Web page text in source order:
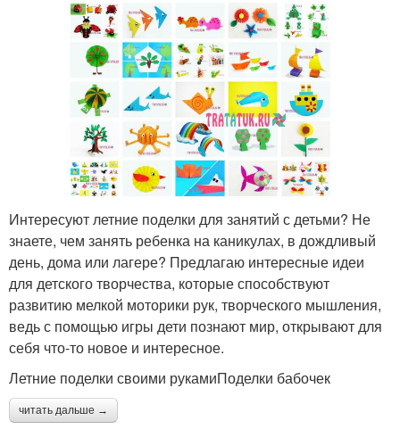
Интересуют летние поделки для занятий с детьми? Не
знаете, чем занять ребенка на каникулах, в дождливый
день, дома или лагере? Предлагаю интересные идеи
для детского творчества, которые способствуют
развитию мелкой моторики рук, творческого мышления,
ведь с помощью игры дети познают мир, открывают для
себя что-то новое и интересное.
Летние поделки своими рукамиПоделки бабочек
читать дальше →